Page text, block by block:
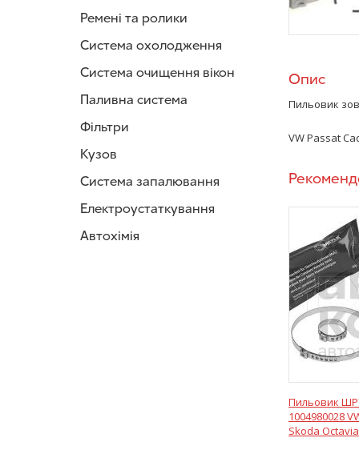
Ремені та ролики
Система охолодження
Система очищення вікон
Паливна система
Фільтри
Кузов
Система запалювання
Електроустаткування
Автохімія
Опис
Пильовик
VW Passat
Пильовик
1004980028
Skoda Octavia